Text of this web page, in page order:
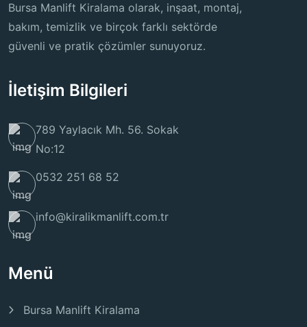
Bursa Manlift Kiralama olarak, inşaat, montaj,
bakım, temizlik ve birçok farklı sektörde
güvenli ve pratik çözümler sunuyoruz.
İletişim Bilgileri
789 Yaylacık Mh. 56. Sokak
No:12
0532 251 68 52
info@kiralikmanlift.com.tr
Menü
Bursa Manlift Kiralama